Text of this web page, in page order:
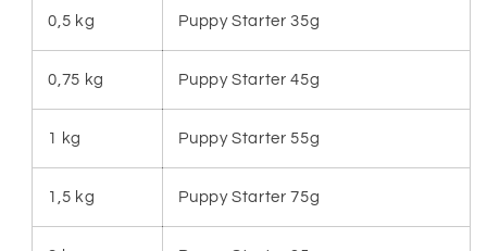
0,5 kg Puppy Starter 35g
0,75 kg Puppy Starter 45g
1 kg Puppy Starter 55g
1,5 kg Puppy Starter 75g